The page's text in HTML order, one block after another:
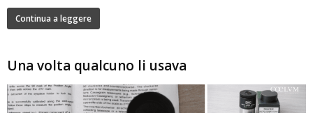
Continua a leggere
Una volta qualcuno li usava